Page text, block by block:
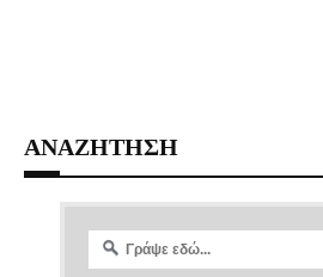
ΑΝΑΖΗΤΗΣΗ